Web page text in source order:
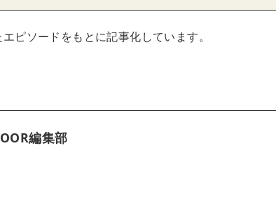
ピソードをもとに記事化しています。
編集部